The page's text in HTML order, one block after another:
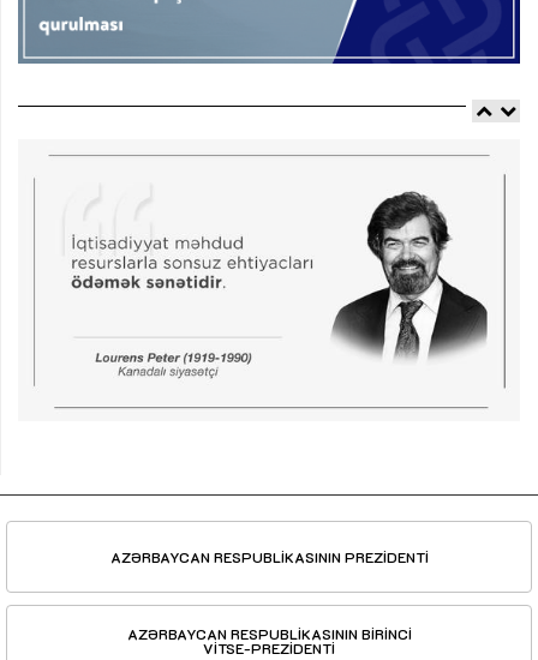
AZƏRBAYCAN RESPUBLİKASININ PREZİDENTİ
AZƏRBAYCAN RESPUBLİKASININ BİRİNCİ
VİTSE-PREZİDENTİ